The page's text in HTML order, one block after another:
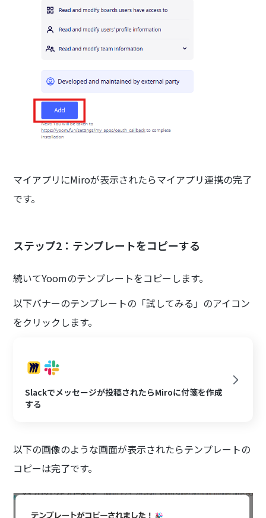
マイアプリにMiroが表示されたらマイアプリ連携の完了
です。
ステップ2：テンプレートをコピーする
続いてYoomのテンプレートをコピーします。
以下バナーのテンプレートの「試してみる」のアイコン
をクリックします。
Slackでメッセージが投稿されたらMiroに付箋を作成
する
以下の画像のような画面が表示されたらテンプレートの
コピーは完了です。